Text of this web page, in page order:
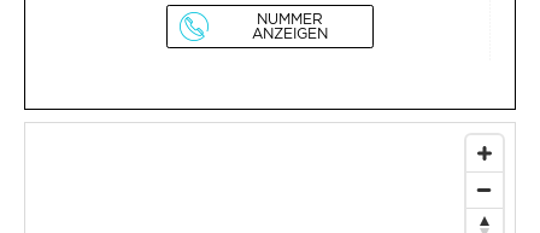
NUMMER
ANZEIGEN